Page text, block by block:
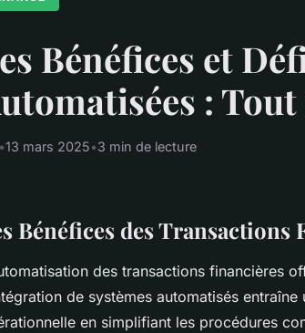
Bénéfices et
: Tout
•13 mars 2025•3 min de lecture
Bénéfices des Transactions
des transactions financières
de systèmes automatisés
en simplifiant les procédures